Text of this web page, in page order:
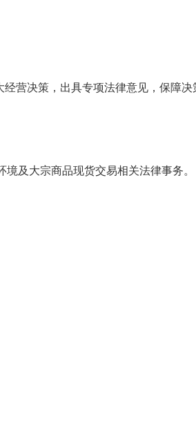
营决策，出具专项法律意见，保障决
及大宗商品现货交易相关法律事务。